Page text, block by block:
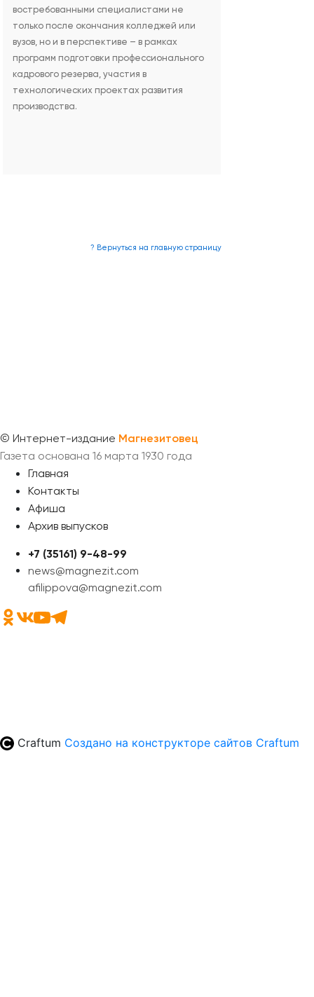
? Вернуться на главную страницу
востребованными специалистами не
только после окончания колледжей или
вузов, но и в перспективе – в рамках
программ подготовки профессионального
кадрового резерва, участия в
технологических проектах развития
производства.
© Интернет-издание Магнезитовец
Газета основана 16 марта 1930 года
Главная
Контакты
Афиша
Архив выпусков
+7 (35161) 9-48-99
news@magnezit.com
afilippova@magnezit.com
Craftum Создано на конструкторе сайтов Craftum